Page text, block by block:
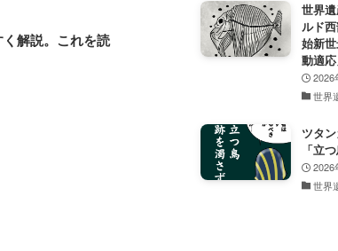
解説。これを読
世界
ルド
始新
動適応
2026
世界
ツタ
「立
2026
世界